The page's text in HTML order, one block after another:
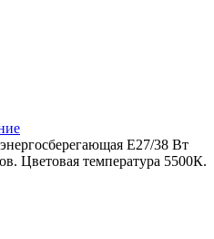
Е27/38 Вт
Цветовая температура 5500К.